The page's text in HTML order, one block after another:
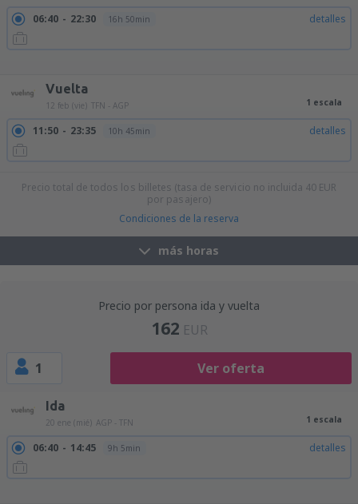
06:40 22:30 16h 50min detalles
Vuelta
12 feb (vie) TFN - AGP 1 escala
11:50 23:35 10h 45min detalles
Precio total de todos los billetes (tasa de servicio no incluida 40 EUR
por pasajero)
Condiciones de la reserva
más horas
Precio por persona ida y vuelta
162 EUR
1 Ver oferta
Ida
20 ene (mié) AGP - TFN 1 escala
06:40 14:45 9h 5min detalles